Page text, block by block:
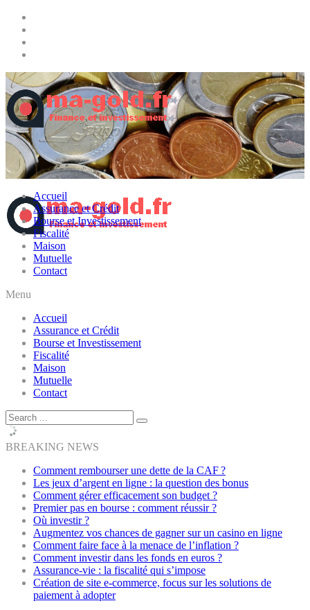
Accueil
Assurance et Crédit
Bourse et Investissement
Fiscalité
Maison
Mutuelle
Contact
Menu
Accueil
Assurance et Crédit
Bourse et Investissement
Fiscalité
Maison
Mutuelle
Contact
BREAKING NEWS
Comment rembourser une dette de la CAF ?
Les jeux d’argent en ligne : la question des bonus
Comment gérer efficacement son budget ?
Premier pas en bourse : comment réussir ?
Où investir ?
Augmentez vos chances de gagner sur un casino en ligne
Comment faire face à la menace de l’inflation ?
Comment investir dans les fonds en euros ?
Assurance-vie : la fiscalité qui s’impose
Création de site e-commerce, focus sur les solutions de
paiement à adopter